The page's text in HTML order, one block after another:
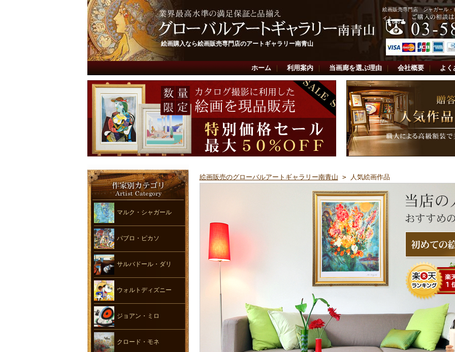
絵画購入なら絵画販売専門店のアートギャラリー南青山
絵画販売専門店 シャガール・
イト
ホーム 利用案内 当画廊を選ぶ理由 会社概要 よく
マルク・シャガール
パブロ・ピカソ
サルバドール・ダリ
ウォルトディズニー
ジョアン・ミロ
クロード・モネ
絵画販売のグローバルアートギャラリー南青山 > 人気絵画作品